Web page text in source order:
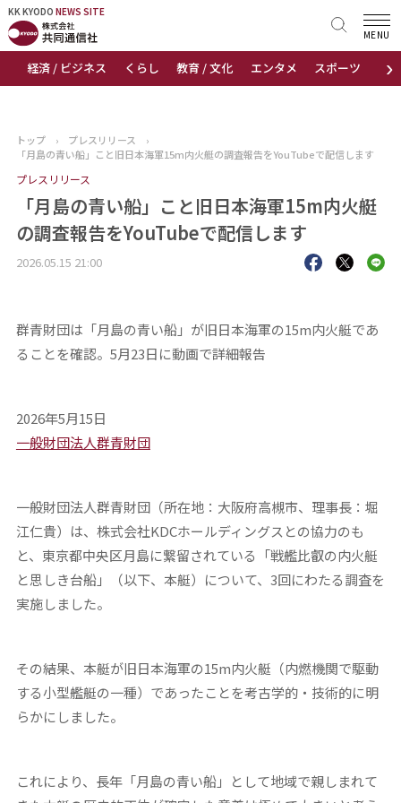
KK KYODO NEWS SITE
›
経済 / ビジネス くらし 教育 / 文化 エンタメ スポーツ 地域
MENU
KK KYODONEWS SITE
トップページ
ニュース
おすすめコンテンツ
出版物
トップ › プレスリリース
›
「月島の青い船」こと旧日本海軍15m内火艇の調査報告をYouTubeで配信します
プレスリリース
「月島の青い船」こと旧日本海軍15m内火艇
の調査報告をYouTubeで配信します
2026.05.15 21:00
群青財団は「月島の青い船」が旧日本海軍の15m内火艇であ
ることを確認。5月23日に動画で詳細報告
2026年5月15日
一般財団法人群青財団
一般財団法人群青財団（所在地：大阪府高槻市、理事長：堀
江仁貴）は、株式会社KDCホールディングスとの協力のも
と、東京都中央区月島に繋留されている「戦艦比叡の内火艇
と思しき台船」（以下、本艇）について、3回にわたる調査を
実施しました。
その結果、本艇が旧日本海軍の15m内火艇（内燃機関で駆動
する小型艦艇の一種）であったことを考古学的・技術的に明
らかにしました。
これにより、長年「月島の青い船」として地域で親しまれて